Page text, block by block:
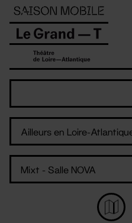
Panneau de gestion des cookies